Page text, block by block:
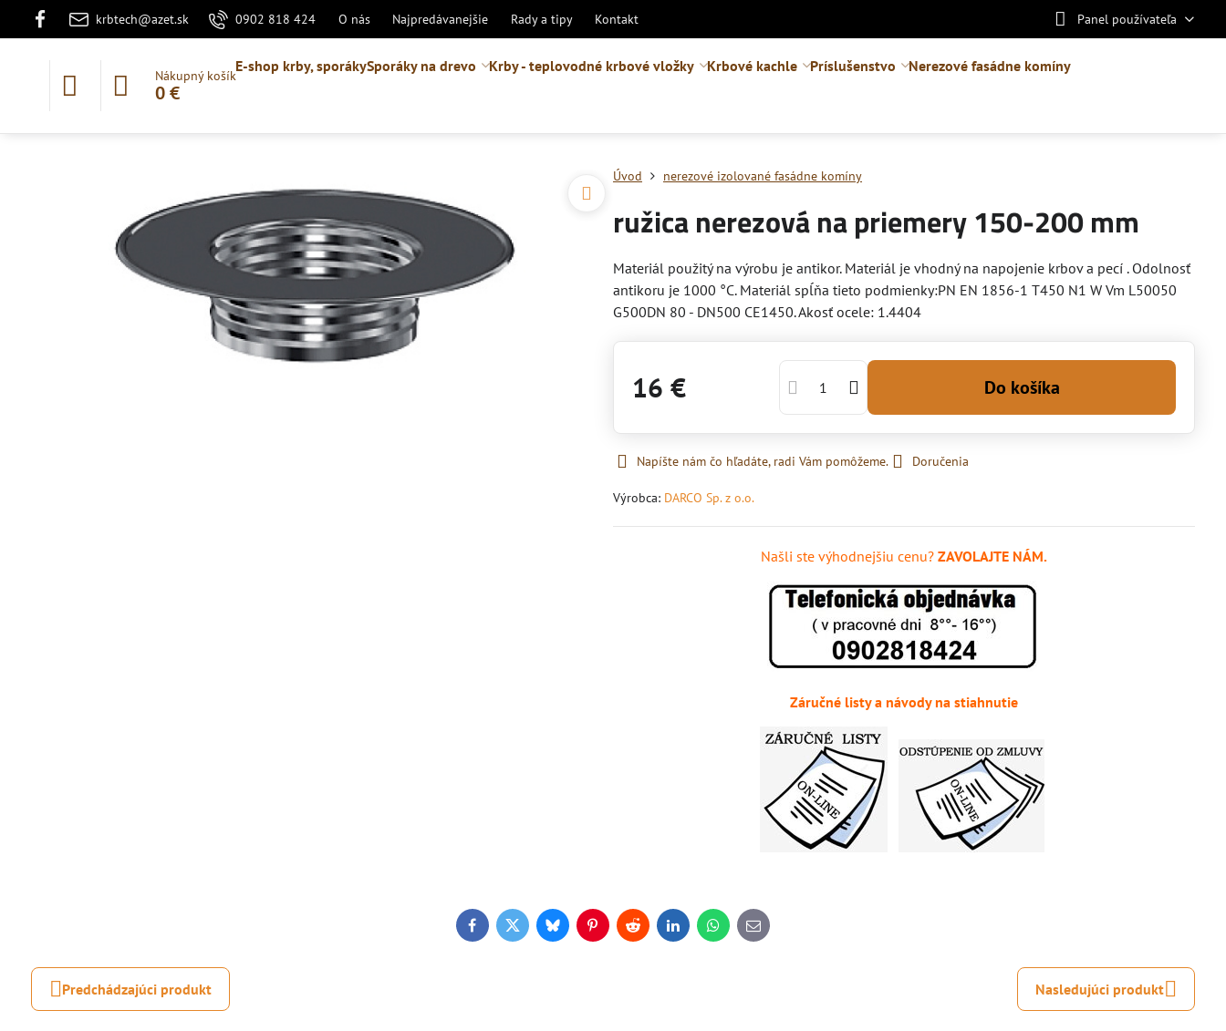
krbtech@azet.sk 0902 818 424 O nás Najpredávanejšie Rady a tipy Kontakt Panel používateľa
Nákupný košík
0 €
E-shop krby, sporákySporáky na drevo Krby - teplovodné krbové vložky Krbové kachle Príslušenstvo Nerezové fasádne komíny
Úvod nerezové izolované fasádne komíny
ružica nerezová na priemery 150-200 mm
Materiál použitý na výrobu je antikor. Materiál je vhodný na napojenie krbov a pecí . Odolnosť
antikoru je 1000 °C. Materiál spĺňa tieto podmienky:PN EN 1856-1 T450 N1 W Vm L50050
G500DN 80 - DN500 CE1450. Akosť ocele: 1.4404
16 € Do košíka
Napíšte nám čo hľadáte, radi Vám pomôžeme. Doručenia
Výrobca: DARCO Sp. z o.o.
Našli ste výhodnejšiu cenu? ZAVOLAJTE NÁM.
Záručné listy a návody na stiahnutie
FacebookTwitterBlueskyPinterestRedditLinkedInWhatsApp
E-
mail
Predchádzajúci produkt Nasledujúci produkt